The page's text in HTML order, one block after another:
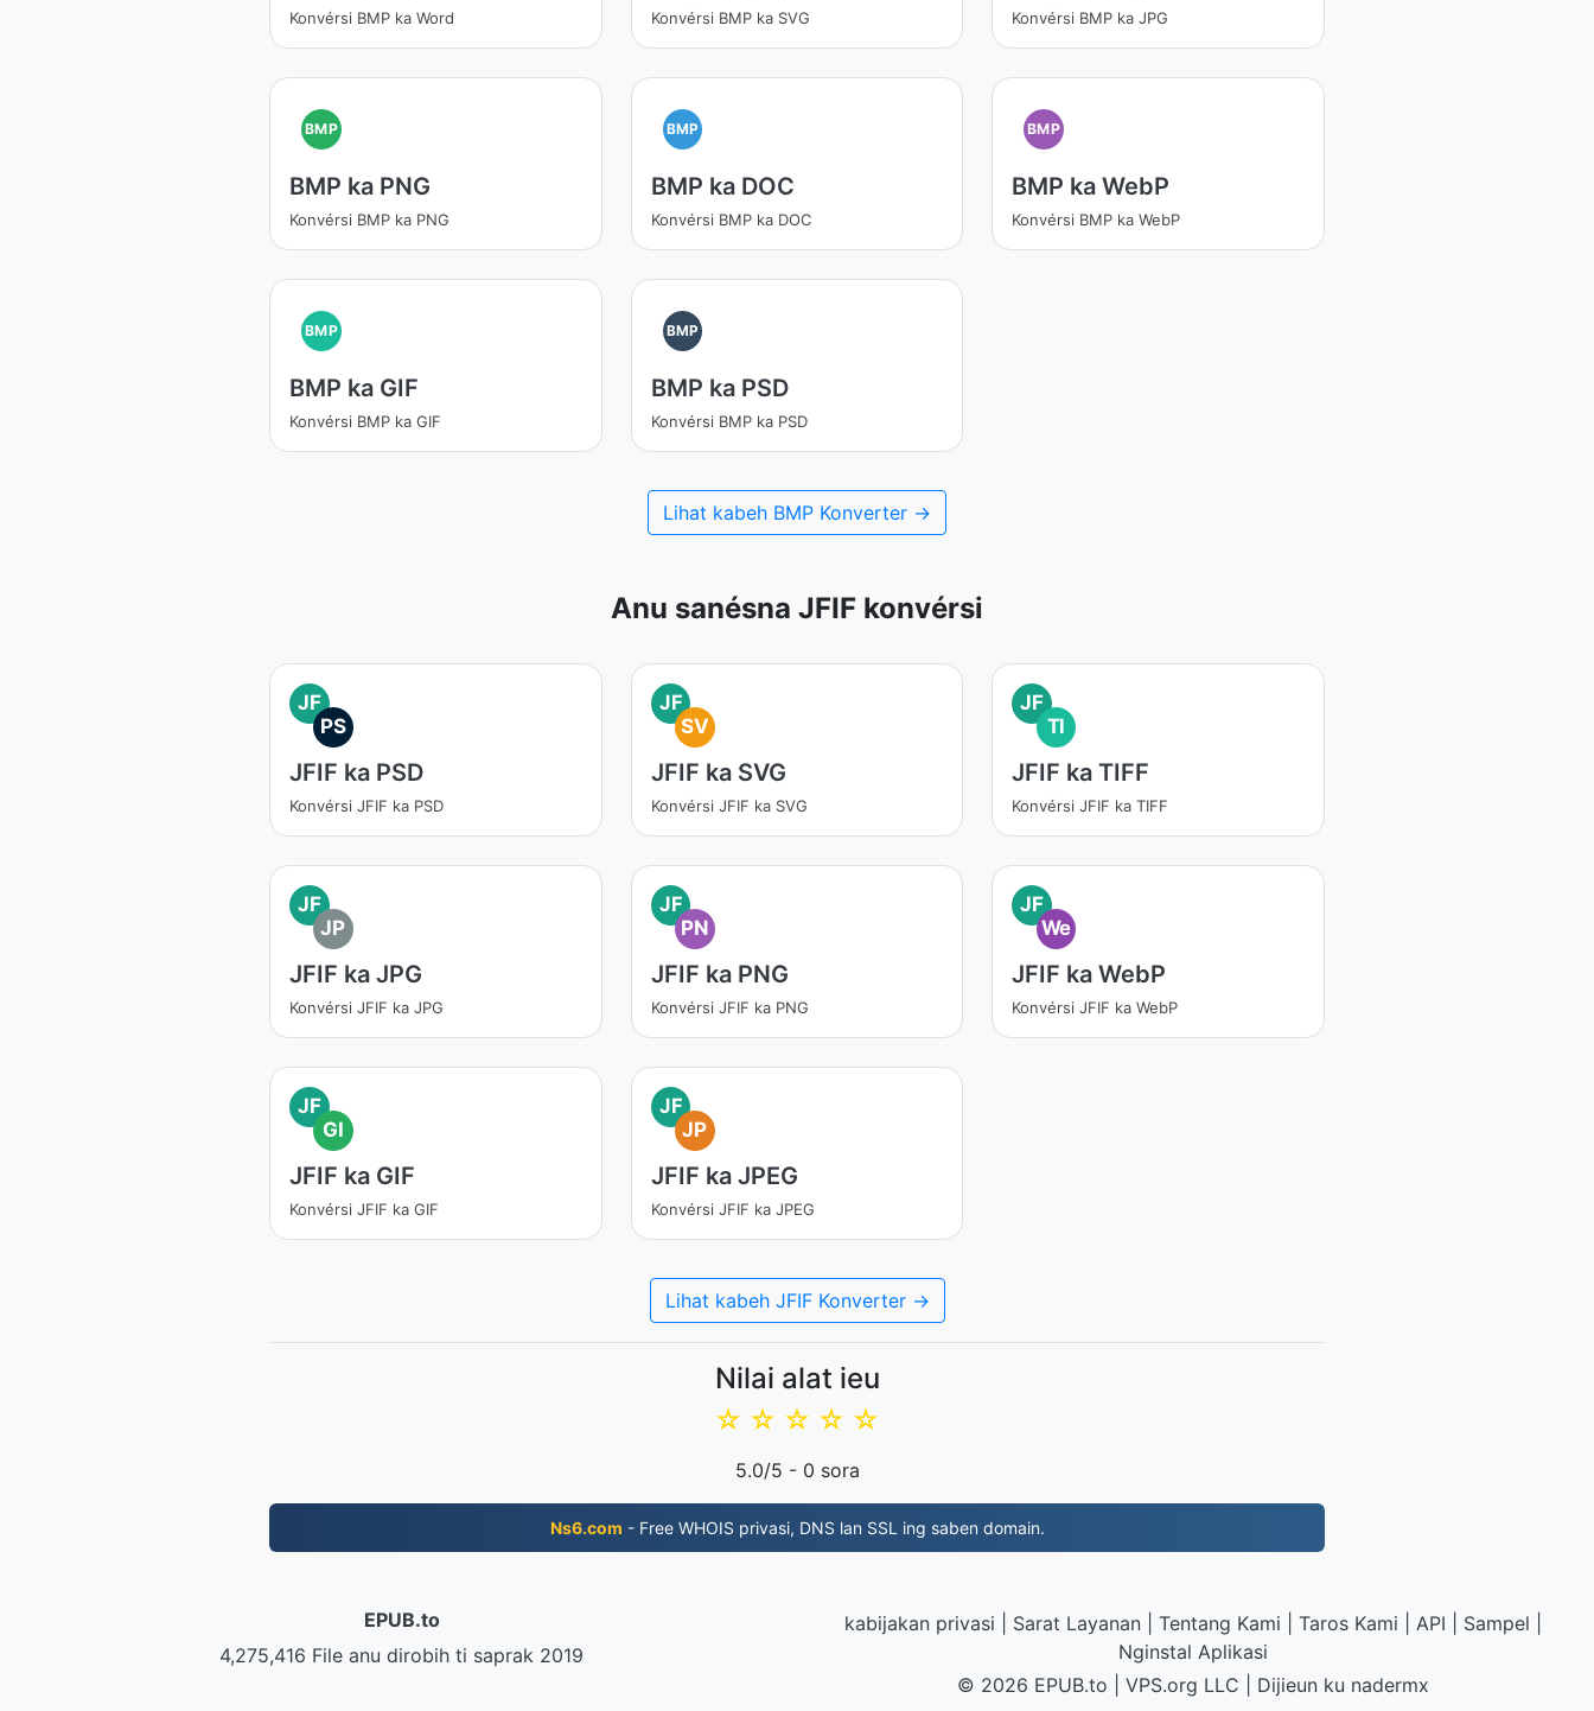
Konvérsi BMP ka Word Konvérsi BMP ka SVG Konvérsi BMP ka JPG
BMP
BMP ka PNG
Konvérsi BMP ka PNG
BMP
BMP ka DOC
Konvérsi BMP ka DOC
BMP
BMP ka WebP
Konvérsi BMP ka WebP
BMP
BMP ka GIF
Konvérsi BMP ka GIF
BMP
BMP ka PSD
Konvérsi BMP ka PSD
Lihat kabeh BMP Konverter →
Anu sanésna JFIF konvérsi
JF
PS
JFIF ka PSD
Konvérsi JFIF ka PSD
JF
SV
JFIF ka SVG
Konvérsi JFIF ka SVG
JF
TI
JFIF ka TIFF
Konvérsi JFIF ka TIFF
JF
JP
JFIF ka JPG
Konvérsi JFIF ka JPG
JF
PN
JFIF ka PNG
Konvérsi JFIF ka PNG
JF
We
JFIF ka WebP
Konvérsi JFIF ka WebP
JF
GI
JFIF ka GIF
Konvérsi JFIF ka GIF
JF
JP
JFIF ka JPEG
Konvérsi JFIF ka JPEG
Lihat kabeh JFIF Konverter →
Nilai alat ieu
☆
☆
☆
☆
☆
5.0/5 - 0 sora
Ns6.com - Free WHOIS privasi, DNS lan SSL ing saben domain.
EPUB.to
4,275,416 File anu dirobih ti saprak 2019
kabijakan privasi Sarat Layanan| Tentang Kami Taros Kami API Sampel
Nginstal Aplikasi
© 2026 EPUB.to
VPS.org LLC | Dijieun ku nadermx